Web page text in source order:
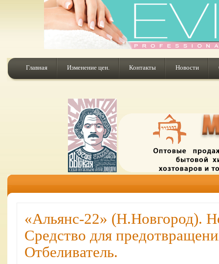
Главная Изменение цен. Контакты Новости
«Альянс-22» (Н.Новгород).
Средство для
Отбеливатель.